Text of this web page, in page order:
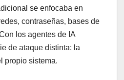
se enfocaba en
contraseñas, bases de
los agentes de IA
de ataque distinta: la
propio sistema.